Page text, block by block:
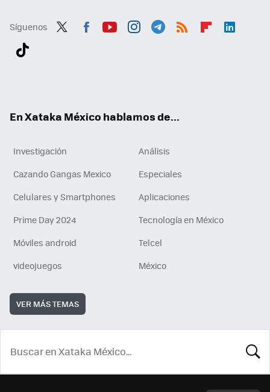
Síguenos
En Xataka México hablamos de...
Investigación
Análisis
Cazando Gangas Mexico
Especiales
Celulares y Smartphones
Aplicaciones
Prime Day 2024
Tecnología en México
Móviles android
Telcel
videojuegos
México
VER MÁS TEMAS